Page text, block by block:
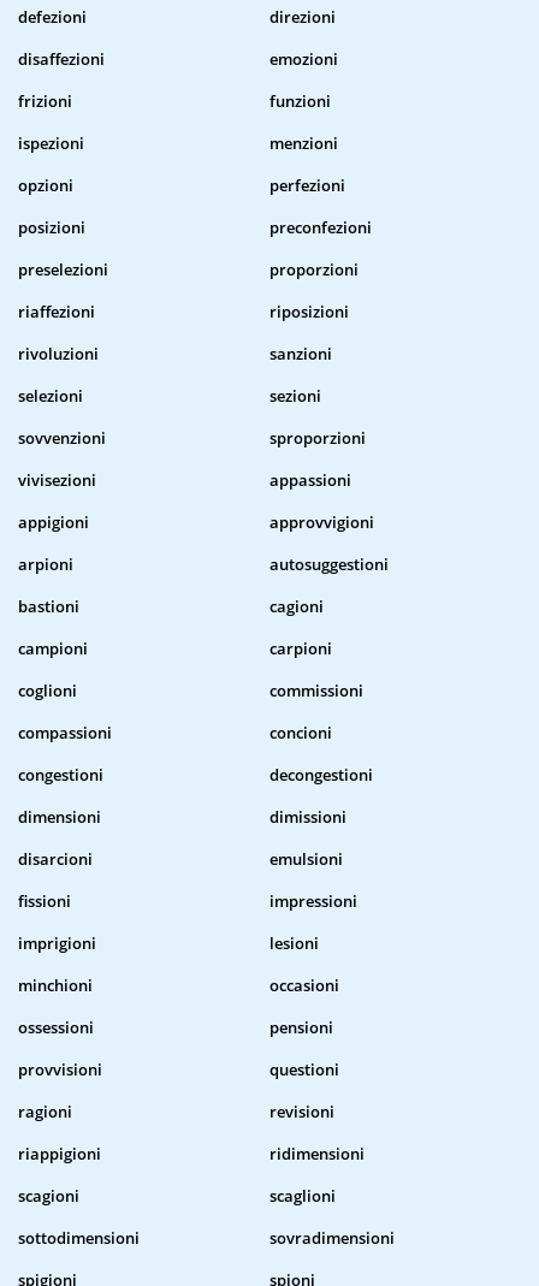
defezioni
direzioni
disaffezioni
emozioni
frizioni
funzioni
ispezioni
menzioni
opzioni
perfezioni
posizioni
preconfezioni
preselezioni
proporzioni
riaffezioni
riposizioni
rivoluzioni
sanzioni
selezioni
sezioni
sovvenzioni
sproporzioni
vivisezioni
appassioni
appigioni
approvvigioni
arpioni
autosuggestioni
bastioni
cagioni
campioni
carpioni
coglioni
commissioni
compassioni
concioni
congestioni
decongestioni
dimensioni
dimissioni
disarcioni
emulsioni
fissioni
impressioni
imprigioni
lesioni
minchioni
occasioni
ossessioni
pensioni
provvisioni
questioni
ragioni
revisioni
riappigioni
ridimensioni
scagioni
scaglioni
sottodimensioni
sovradimensioni
spigioni
spioni